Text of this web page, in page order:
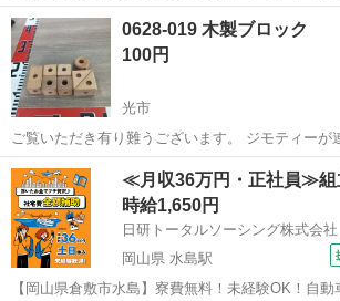
ます。 粗⼤ごみ等の減量を⽬的にまだ使えるもの
す。 ★★★★★ ご自宅にある不要品を是非ジモティースポットへお持
ち込みしません...
山口 光市 リユース
0628-019 木製ブロック
100円
光市
ご覧いただき有り難うございます。 ジモティーが連携して運営してい
ます。 粗⼤ごみ等の減量を⽬的にまだ使えるもの
す。 ★★★★★ ご自宅にある不要品を是非ジモティースポットへお持
ち込みしません...
山口 光市 おもちゃ リユース
≪月収36万円・正社員≫組
時給1,650円
日研トータルソーシング株式会社
岡山県 水島駅
【岡山県倉敷市水島】寮費無料！未経験OK！自